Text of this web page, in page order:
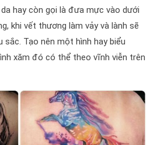
hay còn gọi là đưa mực vào dưới
khi vết thương làm vảy và lành sẽ
Tạo nên một hình hay biểu
xăm đó có thể theo vĩnh viễn trên